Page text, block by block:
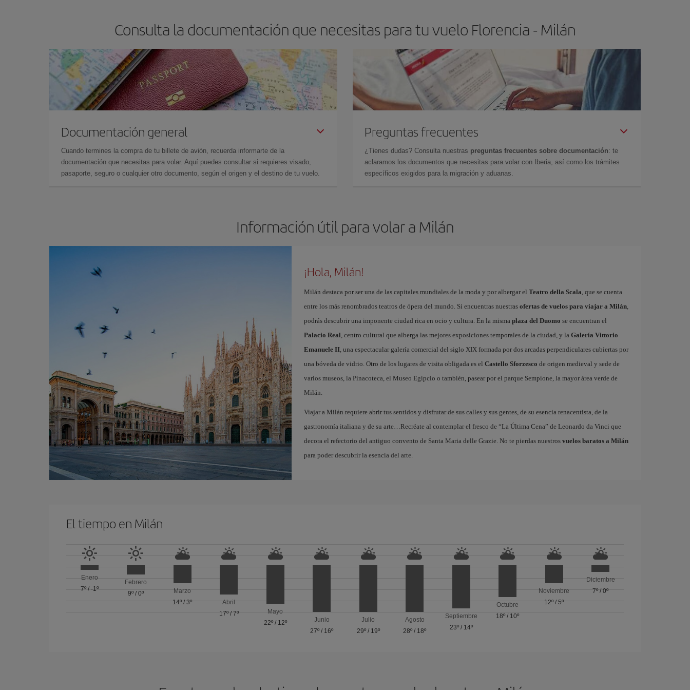
Consulta la documentación que necesitas para tu vuelo Florencia - Milán
Documentación general
Cuando termines la compra de tu billete de avión, recuerda informarte de la
documentación que necesitas para volar. Aquí puedes consultar si requieres visado,
pasaporte, seguro o cualquier otro documento, según el origen y el destino de tu vuelo.
Preguntas frecuentes
¿Tienes dudas? Consulta nuestras preguntas frecuentes sobre documentación: te
aclaramos los documentos que necesitas para volar con Iberia, así como los trámites
específicos exigidos para la migración y aduanas.
Información útil para volar a Milán
¡Hola, Milán!
Milán destaca por ser una de las capitales mundiales de la moda y por albergar el Teatro della Scala, que se cuenta
entre los más renombrados teatros de ópera del mundo. Si encuentras nuestras ofertas de vuelos para viajar a Milán,
podrás descubrir una imponente ciudad rica en ocio y cultura. En la misma plaza del Duomo se encuentran el
Palacio Real, centro cultural que alberga las mejores exposiciones temporales de la ciudad, y la Galería Vittorio
Emanuele II, una espectacular galería comercial del siglo XIX formada por dos arcadas perpendiculares cubiertas por
una bóveda de vidrio. Otro de los lugares de visita obligada es el Castello Sforzesco de origen medieval y sede de
varios museos, la Pinacoteca, el Museo Egipcio o también, pasear por el parque Sempione, la mayor área verde de
Milán.
Viajar a Milán requiere abrir tus sentidos y disfrutar de sus calles y sus gentes, de su esencia renacentista, de la
gastronomía italiana y de su arte…Recréate al contemplar el fresco de “La Última Cena” de Leonardo da Vinci que
decora el refectorio del antiguo convento de Santa Maria delle Grazie. No te pierdas nuestros vuelos baratos a Milán
para poder descubrir la esencia del arte.
El tiempo en Milán
Enero
7º/ -1º
Febrero
9º /0º
Marzo
14º/3º
Abril
17º/ 7º
Mayo
22º/ 12º
Junio
27º / 16º
Julio
29º/ 19º
Agosto
28º / 18º
Septiembre
23º/ 14º
Octubre
18º / 10º
Noviembre
12º/5º
Diciembre
7º/0º